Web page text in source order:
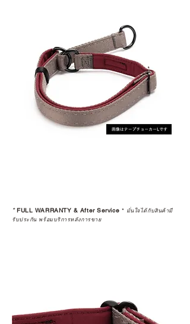
*FULL WARRANTY & After Service * มั่นใจได้กับสินค้ามี
รับประกัน พร้อมบริการหลังการขาย